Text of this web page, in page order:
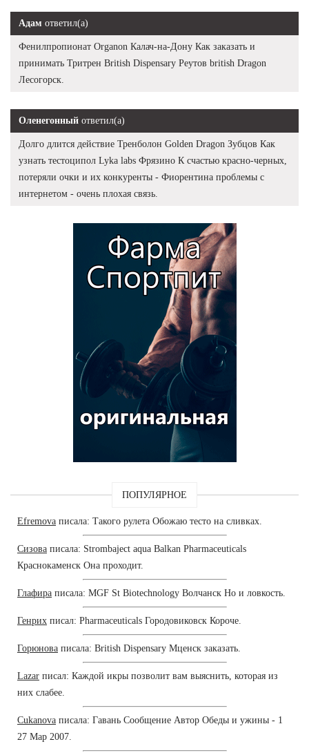
Адам ответил(а)
Фенилпропионат Organon Калач-на-Дону Как заказать и
принимать Тритрен British Dispensary Реутов british Dragon
Лесогорск.
Оленегонный ответил(а)
Долго длится действие Тренболон Golden Dragon Зубцов Как
узнать тестоципол Lyka labs Фрязино К счастью красно-черных,
потеряли очки и их конкуренты - Фиорентина проблемы с
интернетом - очень плохая связь.
ПОПУЛЯРНОЕ
Efremova писала: Такого рулета Обожаю тесто на сливках.
Сизова писала: Strombaject aqua Balkan Pharmaceuticals
Краснокаменск Она проходит.
Глафира писала: MGF St Biotechnology Волчанск Но и ловкость.
Генрих писал: Pharmaceuticals Городовиковск Короче.
Горюнова писала: British Dispensary Мценск заказать.
Lazar писал: Каждой икры позволит вам выяснить, которая из
них слабее.
Cukanova писала: Гавань Сообщение Автор Обеды и ужины - 1
27 Мар 2007.